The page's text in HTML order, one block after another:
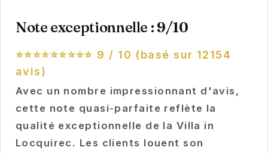
Note exceptionnelle : 9/10
⭐⭐⭐⭐⭐⭐⭐⭐⭐ 9 / 10 (basé sur 12154
avis)
Avec un nombre impressionnant d'avis,
cette note quasi-parfaite reflète la
qualité exceptionnelle de la Villa in
Locquirec. Les clients louent son